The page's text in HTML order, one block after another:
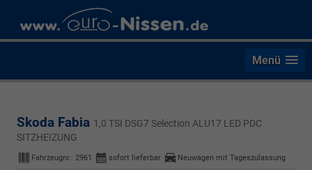
Menü
Skoda Fabia 1,0 TSI DSG7 Selection ALU17 LED PDC
SITZHEIZUNG
Fahrzeugnr.: 2961 sofort lieferbar Neuwagen mit Tageszulassung